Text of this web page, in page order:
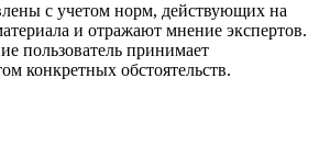
с учетом норм, действующих на
и отражают мнение экспертов.
пользователь принимает
конкретных обстоятельств.